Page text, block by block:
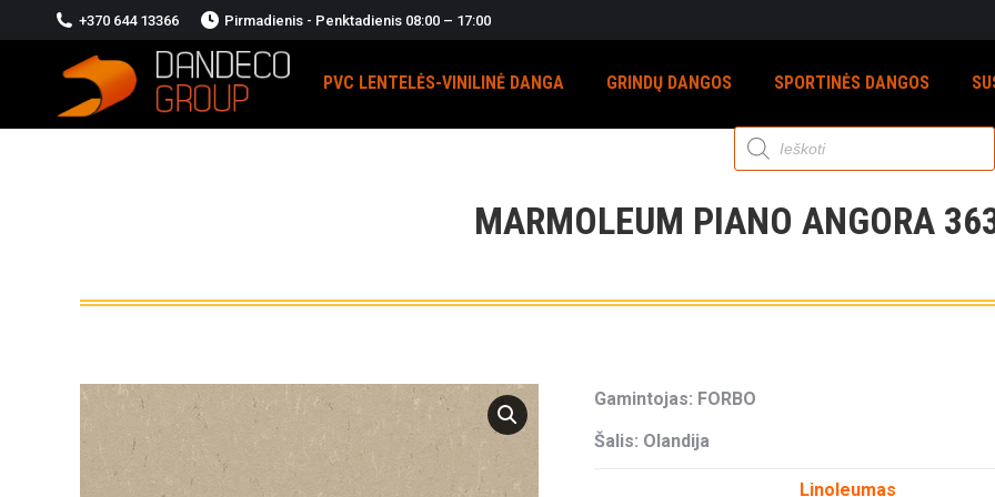
+370 644 13366 Pirmadienis - Penktadienis 08:00 – 17:00
PVC LENTELĖS-VINILINĖ DANGA GRINDŲ DANGOS SPORTINĖS DANGOS
Products
search
MARMOLEUM PIANO ANGORA
Gamintojas: FORBO
Šalis: Olandija
Linoleumas